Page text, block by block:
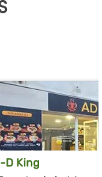
D King